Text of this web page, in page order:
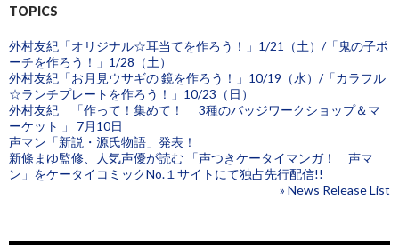
TOPICS
外村友紀「オリジナル☆耳当てを作ろう！」1/21（土）/「鬼の子ポ
ーチを作ろう！」1/28（土）
外村友紀「お月見ウサギの 鏡を作ろう！」10/19（水）/「カラフル
☆ランチプレートを作ろう！」10/23（日）
外村友紀 「作って！集めて！ 3種のバッジワークショップ＆マ
ーケット 」 7月10日
声マン「新説・源氏物語」発表！
新條まゆ監修、人気声優が読む 「声つきケータイマンガ！ 声マ
ン」をケータイコミックNo.１サイトにて独占先行配信!!
» News Release List